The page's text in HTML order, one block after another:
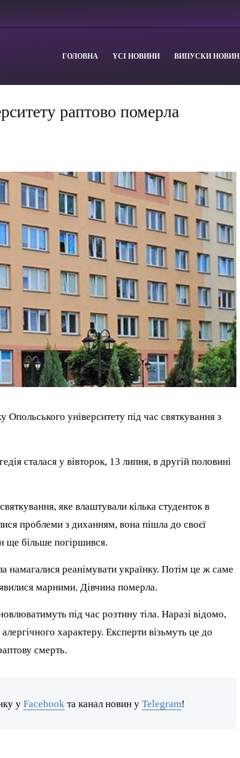
ГОЛОВНА YСІ НОВИНИ ВИПУСКИ НОВИН
раптово померла
університету під час святкування з
сталася у вівторок, 13 липня, в другій половині
яке влаштували кілька студенток в
проблеми з диханням, вона пішла до своєї
ще більше погіршився.
намагалися реанімувати українку. Потім це ж саме
марними. Дівчина померла.
під час розтину тіла. Наразі відомо,
характеру. Експерти візьмуть це до
смерть.
уFacebook та канал новин уTelegram!